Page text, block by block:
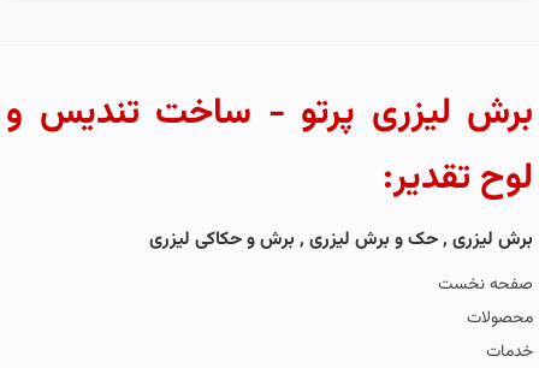
برش لیزری پرتو - ساخت تندیس و
لوح تقدیر:
برش لیزری , حک و برش لیزری , برش و حکاکی لیزری
صفحه نخست
محصولات
خدمات